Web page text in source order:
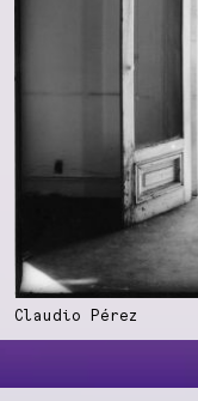
Claudio Pérez